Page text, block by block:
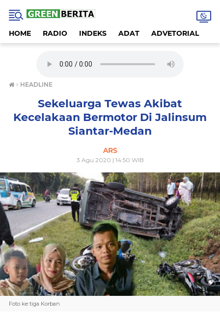
HOME RADIO INDEKS ADAT ADVETORIAL
› HEADLINE
Sekeluarga Tewas Akibat
Kecelakaan Bermotor Di Jalinsum
Siantar-Medan
ARS
3 Agu 2020 | 14:50 WIB
Foto ke tiga Korban